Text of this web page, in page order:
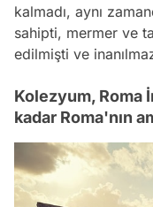
kalmadı, aynı
sahipti, mermer ve
edilmişti ve
Kolezyum, Roma
kadar Roma'nın